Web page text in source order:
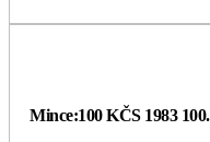
Mince:100 KČS 1983